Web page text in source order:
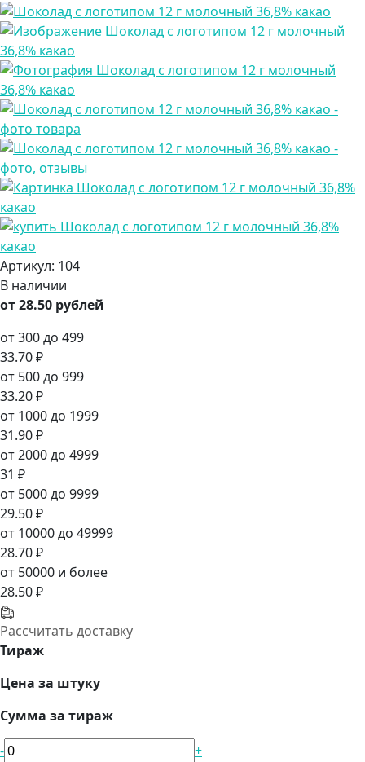
Артикул: 104
В наличии
от 28.50 рублей
от 300 до 499
33.70 ₽
от 500 до 999
33.20 ₽
от 1000 до 1999
31.90 ₽
от 2000 до 4999
31 ₽
от 5000 до 9999
29.50 ₽
от 10000 до 49999
28.70 ₽
от 50000 и более
28.50 ₽
Рассчитать доставку
Тираж
Цена за штуку
Сумма за тираж
-
+